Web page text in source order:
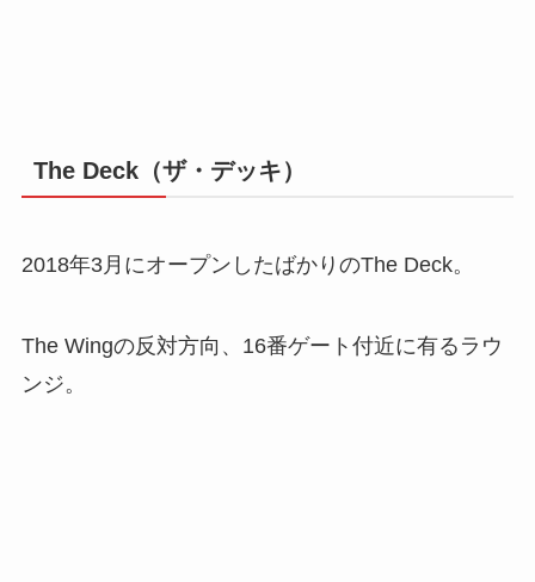
The Deck（ザ・デッキ）
2018年3月にオープンしたばかりのThe Deck。
The Wingの反対方向、16番ゲート付近に有るラウ
ンジ。